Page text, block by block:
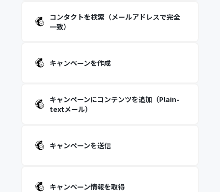
コンタクトを検索（メールアドレスで完全
一致）
キャンペーンを作成
キャンペーンにコンテンツを追加（Plain-
textメール）
キャンペーンを送信
キャンペーン情報を取得